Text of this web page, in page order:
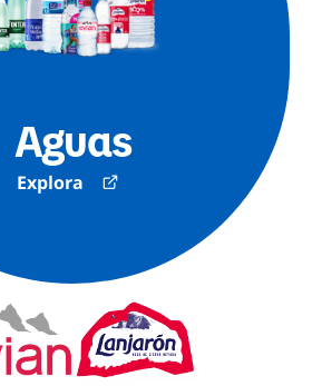
Aguas
Explora